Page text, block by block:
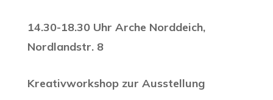
14.30-18.30 Uhr Arche Norddeich,
Nordlandstr. 8
Kreativworkshop zur Ausstellung